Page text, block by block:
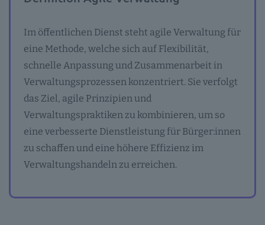
Im öffentlichen Dienst steht agile Verwaltung für
eine Methode, welche sich auf Flexibilität,
schnelle Anpassung und Zusammenarbeit in
Verwaltungsprozessen konzentriert. Sie verfolgt
das Ziel, agile Prinzipien und
Verwaltungspraktiken zu kombinieren, um so
eine verbesserte Dienstleistung für Bürger:innen
zu schaffen und eine höhere Effizienz im
Verwaltungshandeln zu erreichen.